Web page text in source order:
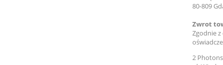
80-809
Zwrot
Zgodnie
2 Photons